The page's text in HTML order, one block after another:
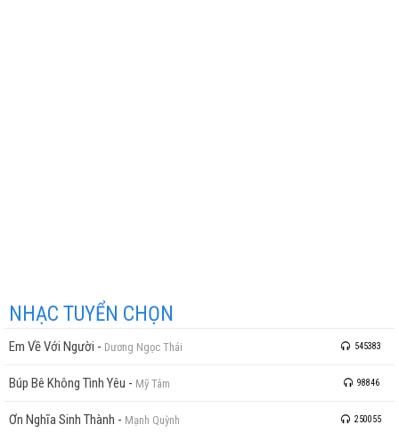
NHẠC TUYỂN CHỌN
Em Về Với Người - Dương Ngọc Thái 545383
Búp Bê Không Tình Yêu - Mỹ Tâm 98846
Ơn Nghĩa Sinh Thành - Mạnh Quỳnh 250055